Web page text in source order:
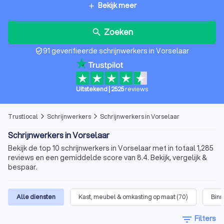
add Bekijk meer
search Zoeken
verified_user91 geverifieerde schrijnwerkers in Vorselaar
Uitstekend 2525reviews
Trustlocal arrow_forward_ios Schrijnwerkers arrow_forward_ios Schrijnwerkers in Vorselaar
Schrijnwerkers in Vorselaar
Bekijk de top 10 schrijnwerkers in Vorselaar met in totaal 1,285
reviews en een gemiddelde score van 8.4. Bekijk, vergelijk &
bespaar.
Alle diensten Kast, meubel & omkasting op maat(70)
filter_list Filters